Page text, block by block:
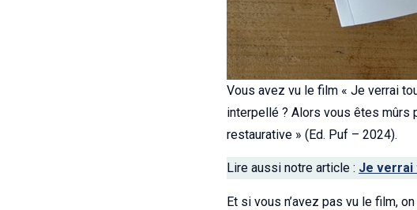
Vous avez vu le film « Je verrai
interpellé ? Alors vous êtes mûrs
restaurative » (Ed. Puf – 2024).
Lire aussi notre article : Je verrai
Et si vous n’avez pas vu le film,